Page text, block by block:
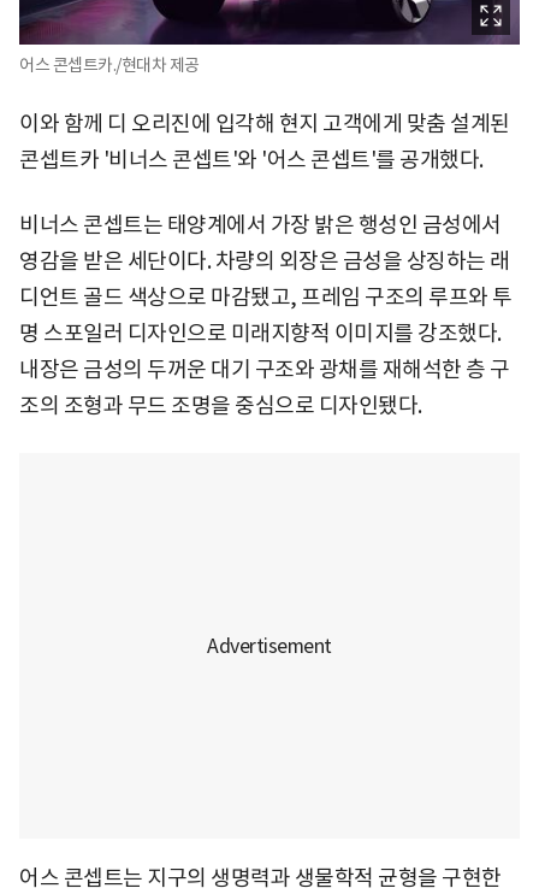
어스 콘셉트카./현대차 제공
이와 함께 디 오리진에 입각해 현지 고객에게 맞춤 설계된
콘셉트카 '비너스 콘셉트'와 '어스 콘셉트'를 공개했다.
비너스 콘셉트는 태양계에서 가장 밝은 행성인 금성에서
영감을 받은 세단이다. 차량의 외장은 금성을 상징하는 래
디언트 골드 색상으로 마감됐고, 프레임 구조의 루프와 투
명 스포일러 디자인으로 미래지향적 이미지를 강조했다.
내장은 금성의 두꺼운 대기 구조와 광채를 재해석한 층 구
조의 조형과 무드 조명을 중심으로 디자인됐다.
어스 콘셉트는 지구의 생명력과 생물학적 균형을 구현한